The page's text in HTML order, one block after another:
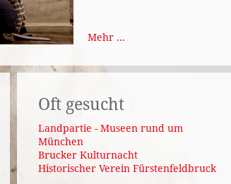
Mehr ...
Oft gesucht
Landpartie - Museen rund um
München
Brucker Kulturnacht
Historischer Verein Fürstenfeldbruck